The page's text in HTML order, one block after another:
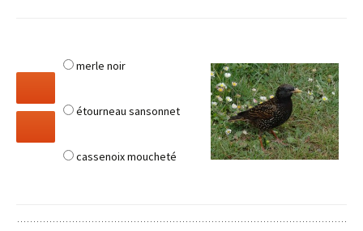
merle noir
étourneau sansonnet
cassenoix moucheté